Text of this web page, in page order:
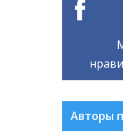
Авторы